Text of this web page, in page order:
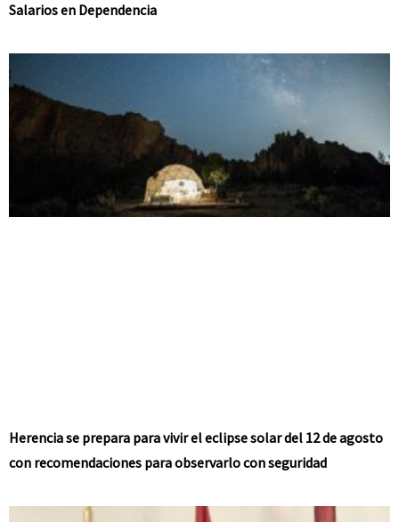
Salarios en Dependencia
Herencia se prepara para vivir el eclipse solar del 12 de agosto
con recomendaciones para observarlo con seguridad